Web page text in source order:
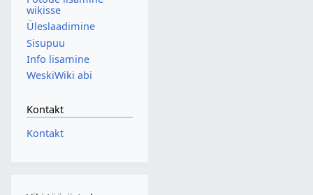
wikisse
Üleslaadimine
Sisupuu
Info lisamine
WeskiWiki abi
Kontakt
Kontakt